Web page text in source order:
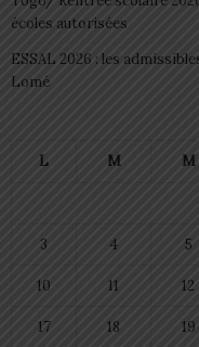
écoles autorisées
ESSAL 2026 : les
Lomé
L M M
3 4 5
10 11 12
17 18 19